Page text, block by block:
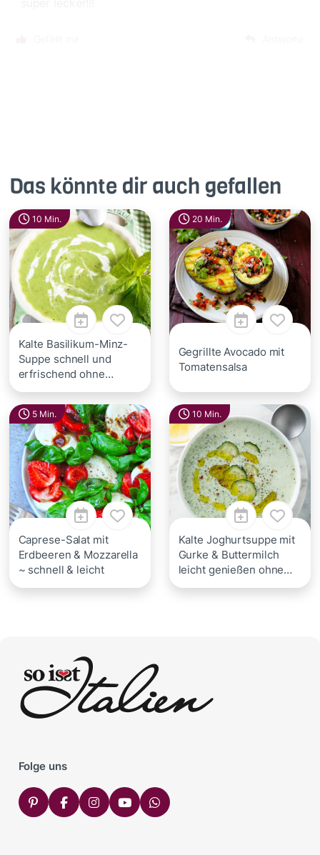
Das könnte dir auch gefallen
10 Min.
Kalte Basilikum-Minz-
Suppe schnell und
erfrischend ohne
Kochen
20 Min.
Gegrillte Avocado mit
Tomatensalsa
5 Min.
Caprese-Salat mit
Erdbeeren & Mozzarella
~ schnell & leicht
10 Min.
Kalte Joghurtsuppe mit
Gurke & Buttermilch
leicht genießen ohne
Kochen
Folge uns